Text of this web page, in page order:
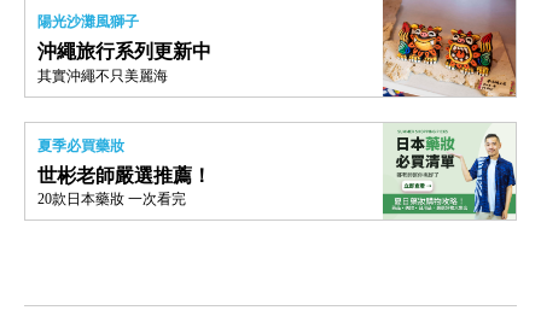
陽光沙灘風獅子
沖繩旅行系列更新中
其實沖繩不只美麗海
夏季必買藥妝
世彬老師嚴選推薦！
20款日本藥妝 一次看完